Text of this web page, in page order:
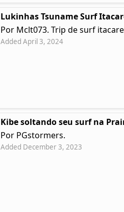
Lukinhas Tsuname Surf
Por Mclt073. Trip de surf
Added April 3, 2024
Kibe soltando seu surf na
Por PGstormers.
Added December 3, 2023